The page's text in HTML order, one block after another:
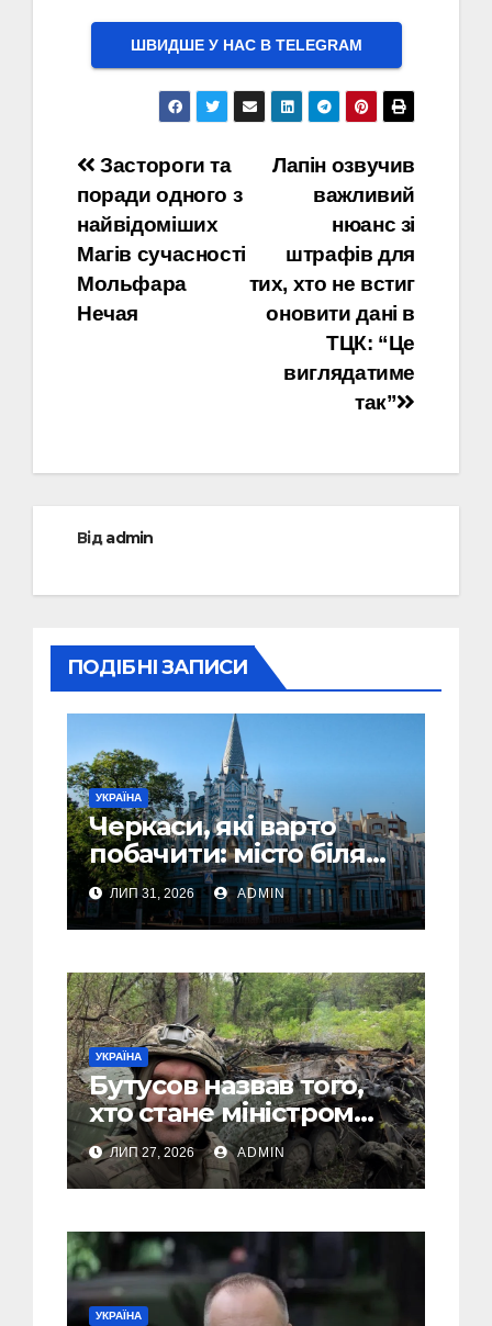
ШВИДШЕ У НАС В ТELEGRAM
Навігація
записів
Лапін озвучив
важливий
нюанс зі
штрафів для
тих, хто не встиг
оновити дані в
ТЦК: “Це
виглядатиме
так”
Застороги та
поради одного з
найвідоміших
Магів сучасності
Мольфара
Нечая
Відadmin
ПОДІБНІ ЗАПИСИ
УКРАЇНА
Черкаси, які варто
побачити: місто біля
Дніпра, зелені парки
та місця з особливою
атмосферою
ЛИП 31, 2026 ADMIN
УКРАЇНА
Бутусов назвав того,
хто стане міністром
оборони України, і
пояснив, чому інакше
не може бути
ЛИП 27, 2026 ADMIN
УКРАЇНА